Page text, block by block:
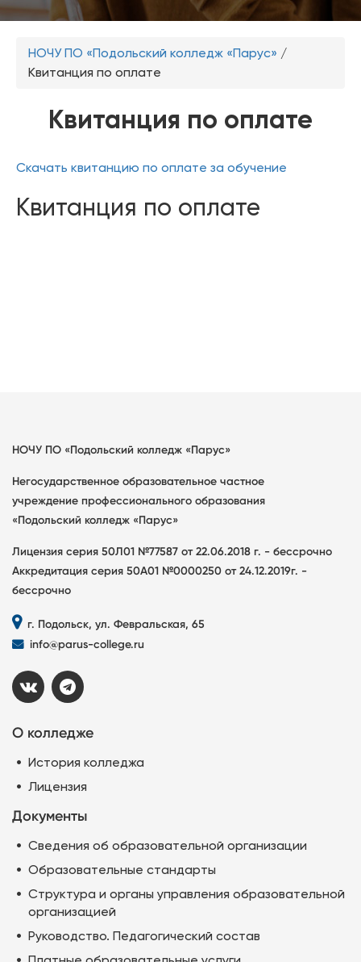
Вы
здесь
НОЧУ ПО «Подольский колледж «Парус» /
Квитанция по оплате
Квитанция по оплате
Скачать квитанцию по оплате за обучение
Квитанция по оплате
НОЧУ ПО «Подольский колледж «Парус»
Негосударственное образовательное частное
учреждение профессионального образования
«Подольский колледж «Парус»
Лицензия серия 50Л01 №77587 от 22.06.2018 г. - бессрочно
Аккредитация серия 50А01 №0000250 от 24.12.2019г. -
бессрочно
г. Подольск, ул. Февральская, 65
info@parus-college.ru
О колледже
История колледжа
Лицензия
Документы
Сведения об образовательной организации
Образовательные стандарты
Структура и органы управления образовательной
организацией
Руководство. Педагогический состав